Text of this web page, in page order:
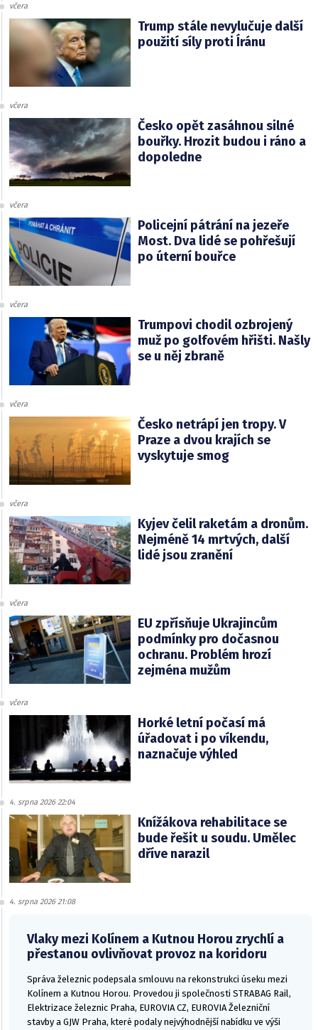
včera
Trump stále nevylučuje další
použití síly proti Íránu
včera
Česko opět zasáhnou silné
bouřky. Hrozit budou i ráno a
dopoledne
včera
Policejní pátrání na jezeře
Most. Dva lidé se pohřešují
po úterní bouřce
včera
Trumpovi chodil ozbrojený
muž po golfovém hřišti. Našly
se u něj zbraně
včera
Česko netrápí jen tropy. V
Praze a dvou krajích se
vyskytuje smog
včera
Kyjev čelil raketám a dronům.
Nejméně 14 mrtvých, další
lidé jsou zranění
včera
EU zpřísňuje Ukrajincům
podmínky pro dočasnou
ochranu. Problém hrozí
zejména mužům
včera
Horké letní počasí má
úřadovat i po víkendu,
naznačuje výhled
4. srpna 2026 22:04
Knížákova rehabilitace se
bude řešit u soudu. Umělec
dříve narazil
4. srpna 2026 21:08
Vlaky mezi Kolínem a Kutnou Horou zrychlí a
přestanou ovlivňovat provoz na koridoru
Správa železnic podepsala smlouvu na rekonstrukci úseku mezi
Kolínem a Kutnou Horou. Provedou ji společnosti STRABAG Rail,
Elektrizace železnic Praha, EUROVIA CZ, EUROVIA Železniční
stavby a GJW Praha, které podaly nejvýhodnější nabídku ve výši